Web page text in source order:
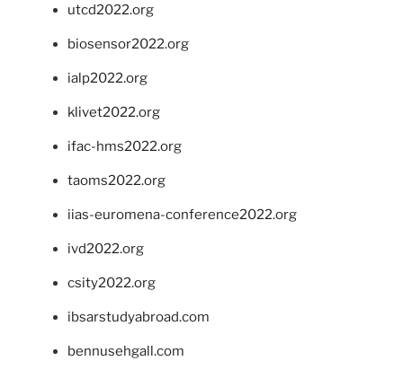
utcd2022.org
biosensor2022.org
ialp2022.org
klivet2022.org
ifac-hms2022.org
taoms2022.org
iias-euromena-conference2022.org
ivd2022.org
csity2022.org
ibsarstudyabroad.com
bennusehgall.com